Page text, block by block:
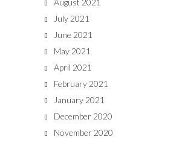
August 2021
July 2021
June 2021
May 2021
April 2021
February 2021
January 2021
December 2020
November 2020